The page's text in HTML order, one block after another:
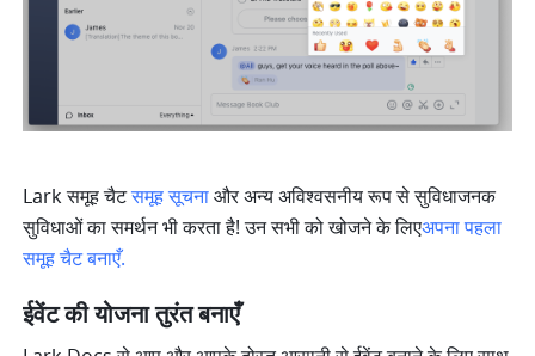
Lark समूह चैट समूह सूचना और अन्य अविश्वसनीय रूप से सुविधाजनक
सुविधाओं का समर्थन भी करता है! उन सभी को खोजने के लिएअपना पहला
समूह चैट बनाएँ.
ईवेंट की योजना तुरंत बनाएँ